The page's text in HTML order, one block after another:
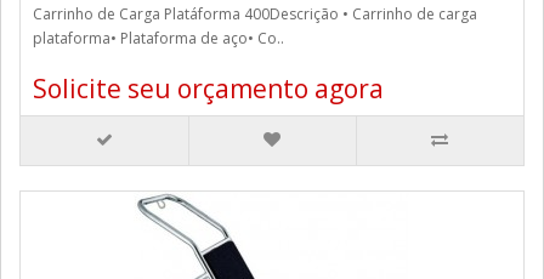
Carrinho de Carga Platáforma 400Descrição • Carrinho de carga
plataforma• Plataforma de aço• Co..
Solicite seu orçamento agora